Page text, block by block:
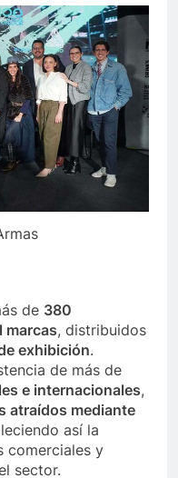
de 380
marcas, distribuidos
exhibición.
de más de
e internacionales,
atraídos mediante
así la
comerciales y
sector.